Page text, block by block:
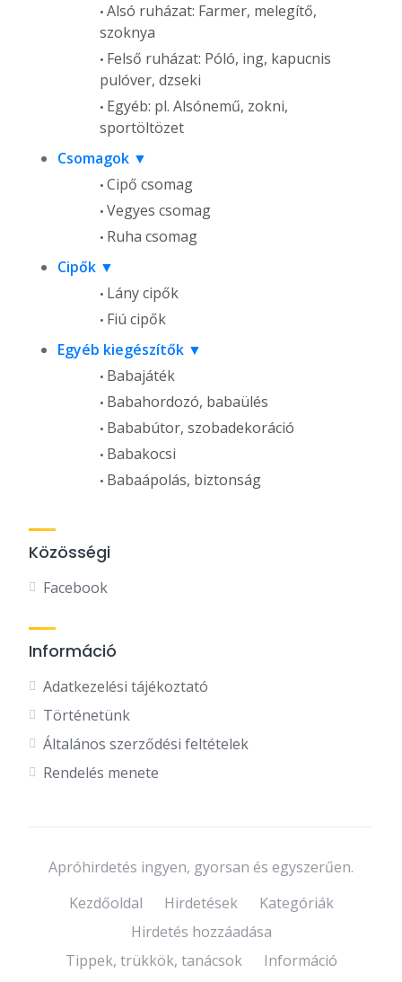
Alsó ruházat: Farmer, melegítő,
szoknya
Felső ruházat: Póló, ing, kapucnis
pulóver, dzseki
Egyéb: pl. Alsónemű, zokni,
sportöltözet
Csomagok
Cipő csomag
Vegyes csomag
Ruha csomag
Cipők
Lány cipők
Fiú cipők
Egyéb kiegészítők
Babajáték
Babahordozó, babaülés
Bababútor, szobadekoráció
Babakocsi
Babaápolás, biztonság
Közösségi
Facebook
Információ
Adatkezelési tájékoztató
Történetünk
Általános szerződési feltételek
Rendelés menete
Apróhirdetés ingyen, gyorsan és egyszerűen.
Kezdőoldal
Hirdetések
Kategóriák
Hirdetés hozzáadása
Tippek, trükkök, tanácsok
Információ